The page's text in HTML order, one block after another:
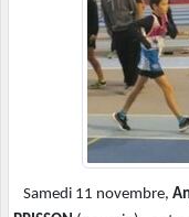
Samedi 11 novembre,